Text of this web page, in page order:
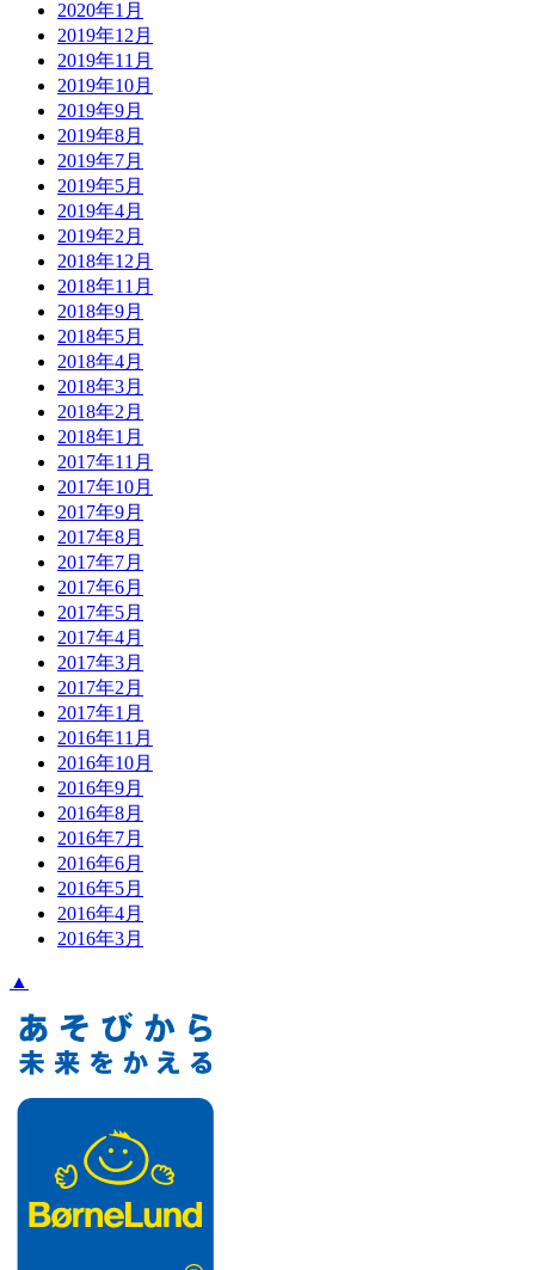
2020年1月
2019年12月
2019年11月
2019年10月
2019年9月
2019年8月
2019年7月
2019年5月
2019年4月
2019年2月
2018年12月
2018年11月
2018年9月
2018年5月
2018年4月
2018年3月
2018年2月
2018年1月
2017年11月
2017年10月
2017年9月
2017年8月
2017年7月
2017年6月
2017年5月
2017年4月
2017年3月
2017年2月
2017年1月
2016年11月
2016年10月
2016年9月
2016年8月
2016年7月
2016年6月
2016年5月
2016年4月
2016年3月
▲